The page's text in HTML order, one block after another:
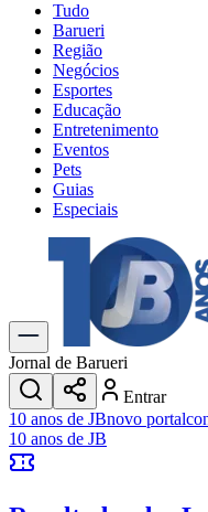
Tudo
Barueri
Região
Negócios
Esportes
Educação
Entretenimento
Eventos
Pets
Guias
Especiais
Explore Tudo
Últimas Notícias
Previsão do Tempo
Trânsito e Rotas
Dia a Dia & Lazer
Transportes
Gastronomia
Cinema & Shows
JogosNovo
Jornal de Barueri
Entrar
10 anos de JBnovo portal
10 anos de JB